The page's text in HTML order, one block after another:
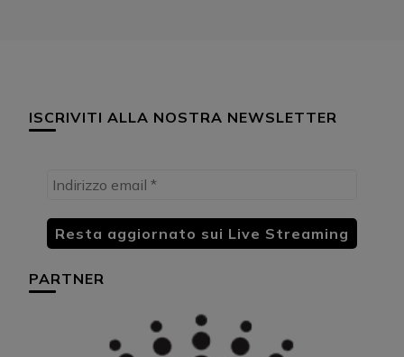
ISCRIVITI ALLA NOSTRA NEWSLETTER
PARTNER